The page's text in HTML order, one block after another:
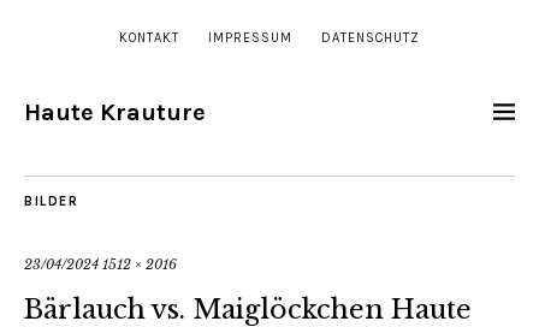
KONTAKT IMPRESSUM DATENSCHUTZ
Haute Krauture
BILDER
23/04/2024 1512 × 2016
Bärlauch vs. Maiglöckchen Haute